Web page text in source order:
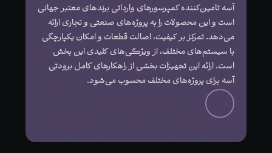
آسه تامین‌کننده کمپرسورهای وارداتی برندهای معتبر جهانی
است و این محصولات را به پروژه‌های صنعتی و تجاری ارائه
می‌دهد. تمرکز بر کیفیت، اصالت قطعات و امکان یکپارچگی
با سیستم‌های مختلف، از ویژگی‌های کلیدی این بخش
است. ارائه این تجهیزات بخشی از راهکارهای کامل برودتی
آسه برای پروژه‌های مختلف محسوب می‌شود.